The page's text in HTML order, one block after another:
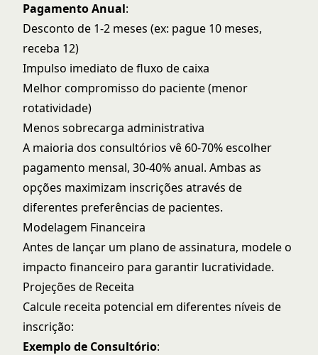
Pagamento Anual:
Desconto de 1-2 meses (ex: pague 10 meses,
receba 12)
Impulso imediato de fluxo de caixa
Melhor compromisso do paciente (menor
rotatividade)
Menos sobrecarga administrativa
A maioria dos consultórios vê 60-70% escolher
pagamento mensal, 30-40% anual. Ambas as
opções maximizam inscrições através de
diferentes preferências de pacientes.
Modelagem Financeira
Antes de lançar um plano de assinatura, modele o
impacto financeiro para garantir lucratividade.
Projeções de Receita
Calcule receita potencial em diferentes níveis de
inscrição:
Exemplo de Consultório: